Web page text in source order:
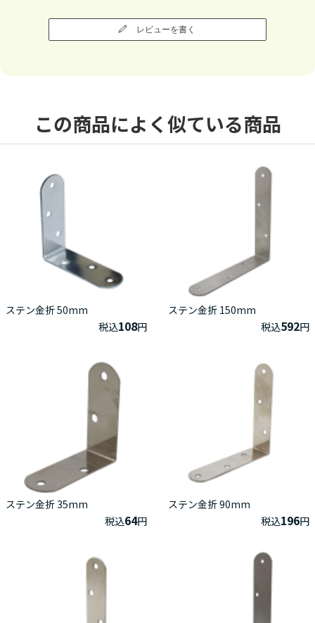
レビューを書く
この商品によく似ている商品
ステン金折 50mm
税込108円
ステン金折 150mm
税込592円
ステン金折 35mm
税込64円
ステン金折 90mm
税込196円